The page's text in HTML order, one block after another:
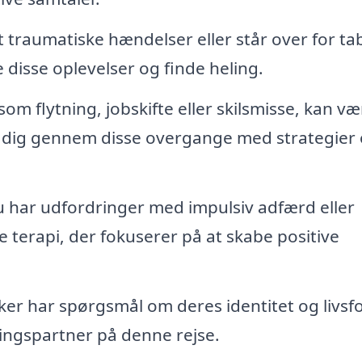
traumatiske hændelser eller står over for
oplevelser og finde heling.
flytning, jobskifte eller skilsmisse, kan
gennem disse overgange med strategier
har udfordringer med impulsiv adfærd eller
der fokuserer på at skabe positive
har spørgsmål om deres identitet og
på denne rejse.